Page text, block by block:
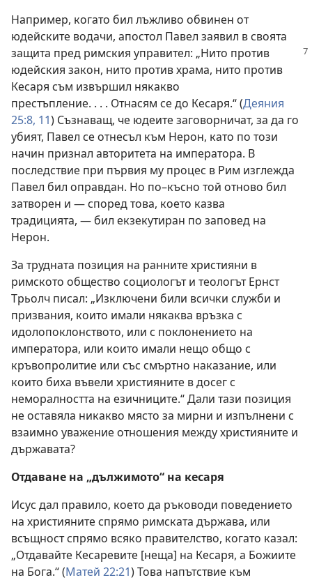
Например, когато бил лъжливо обвинен от
юдейските водачи, апостол Павел заявил в своята
защита пред римския управител: „Нито против
юдейския закон, нито против храма, нито против
Кесаря съм извършил някакво
престъпление. . . . Отнасям се до Кесаря.“ (Деяния
25:8, 11) Съзнаващ, че юдеите заговорничат, за да го
убият, Павел се отнесъл към Нерон, като по този
начин признал авторитета на императора. В
последствие при първия му процес в Рим изглежда
Павел бил оправдан. Но по–късно той отново бил
затворен и — според това, което казва
традицията, — бил екзекутиран по заповед на
Нерон.
За трудната позиция на ранните християни в
римското общество социологът и теологът Ернст
Трьолч писал: „Изключени били всички служби и
призвания, които имали някаква връзка с
идолопоклонството, или с поклонението на
императора, или които имали нещо общо с
кръвопролитие или със смъртно наказание, или
които биха въвели християните в досег с
неморалността на езичниците.“ Дали тази позиция
не оставяла никакво място за мирни и изпълнени с
взаимно уважение отношения между християните и
държавата?
Отдаване на „дължимото“ на кесаря
Исус дал правило, което да ръководи поведението
на християните спрямо римската държава, или
всъщност спрямо всяко правителство, когато казал:
„Отдавайте Кесаревите [неща] на Кесаря, а Божиите
на Бога.“ (Матей 22:21) Това напътствие към